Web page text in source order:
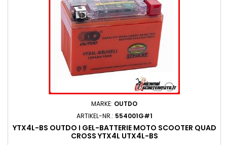
MARKE: OUTDO
ARTIKEL-NR.: 554001G#1
YTX4L-BS OUTDO I GEL-BATTERIE MOTO SCOOTER QUAD
CROSS YTX4L UTX4L-BS